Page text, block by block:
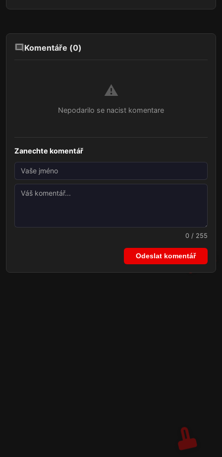
Komentáře (0)
⚠️
Nepodarilo se nacist komentare
Zanechte komentář
0 / 255
Odeslat komentář